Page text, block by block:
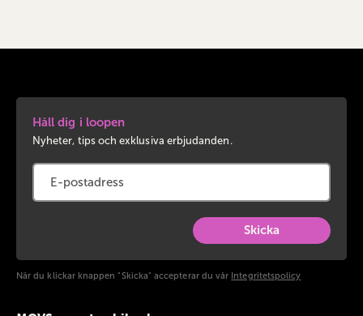
Håll dig i loopen
Nyheter, tips och exklusiva erbjudanden.
Skicka
När du klickar knappen "Skicka" accepterar du vår Integritetspolicy